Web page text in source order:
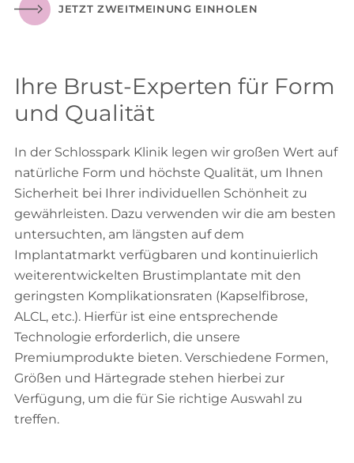
JETZT ZWEITMEINUNG EINHOLEN
Ihre Brust-Experten für Form
und Qualität
In der Schlosspark Klinik legen wir großen Wert auf
natürliche Form und höchste Qualität, um Ihnen
Sicherheit bei Ihrer individuellen Schönheit zu
gewährleisten. Dazu verwenden wir die am besten
untersuchten, am längsten auf dem
Implantatmarkt verfügbaren und kontinuierlich
weiterentwickelten Brustimplantate mit den
geringsten Komplikationsraten (Kapselfibrose,
ALCL, etc.). Hierfür ist eine entsprechende
Technologie erforderlich, die unsere
Premiumprodukte bieten. Verschiedene Formen,
Größen und Härtegrade stehen hierbei zur
Verfügung, um die für Sie richtige Auswahl zu
treffen.